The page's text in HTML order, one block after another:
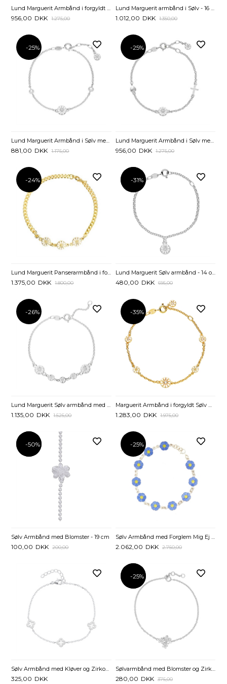
Lund Marguerit Armbånd i forgyldt Sølv med Tro Håb og Kærlighed - 17 til 19 cm
956,00 DKK 1.275,00
Lund Marguerit armbånd i Sølv - 16 til 19 cm
1.012,00 DKK 1.350,00
-25%
Lund Marguerit Armbånd i Sølv med Ferskvandsperler - 17 til 19 cm
881,00 DKK 1.175,00
-25%
Lund Marguerit Armbånd i Sølv med Tro Håb og Kærlighed - 17 til 19 cm
956,00 DKK 1.275,00
-24%
Lund Marguerit Panserarmbånd i forgyldt Sølv - 17 og19 cm
1.375,00 DKK 1.800,00
-31%
-31%
Lund Marguerit Sølv armbånd - 14 og 16 cm
480,00 DKK 695,00
-26%
1.135,00 DKK 1.525,00
-35%
1.283,00 DKK 1.975,00
-50%
-50%
Sølv Armbånd med Blomster - 19 cm
100,00 DKK 200,00
-25%
Sølv Armbånd med Forglem Mig Ej - 17,5 cm
2.062,00 DKK 2.750,00
Sølv Armbånd med Kløver og Zirkoniasten - 16,5 til 19 cm
325,00 DKK
-25%
-25%
Sølvarmbånd med Blomster og Zirkoiasten
280,00 DKK 375,00